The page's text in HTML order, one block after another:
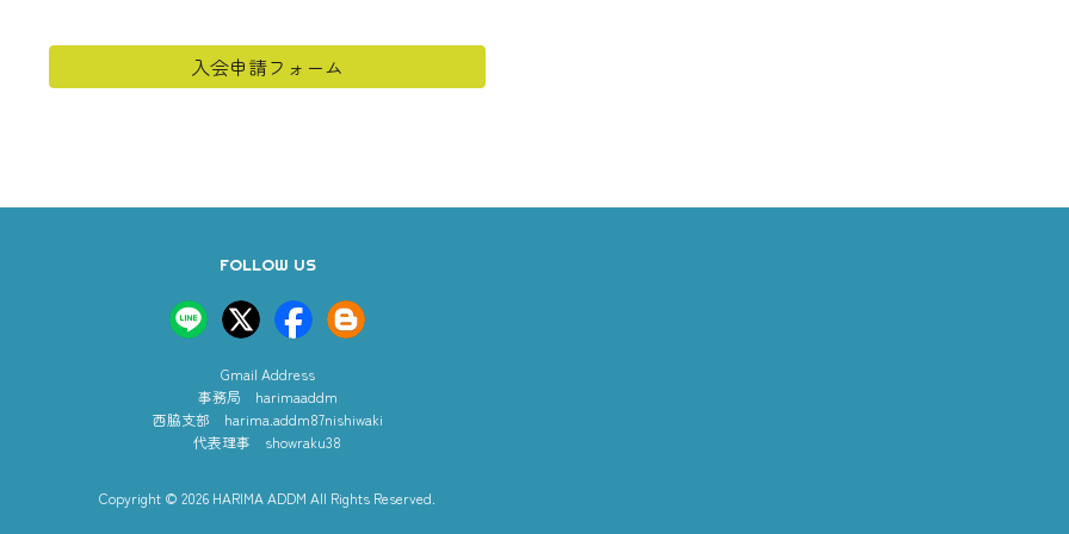
入会申請フォーム
FOLLOW US
Gmail Address
事務局 harimaaddm
西脇支部 harima.addm87nishiwaki
代表理事 showraku38
Copyright © 2026 HARIMA ADDM All Rights Reserved.